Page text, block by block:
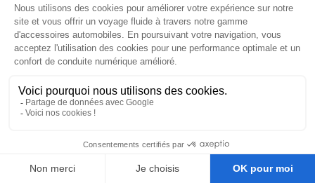
Pièces détachées BMW
Alimentation Carburant BMW
Boitier papillon BMW
Faisceau de câble pour réservoir avec pompe
Injecteur BMW
Pompe à carburant BMW
Allumage / Préchauffage BMW